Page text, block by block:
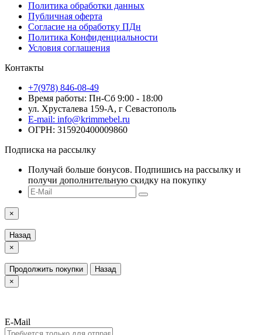
Политика обработки данных
Публичная оферта
Согласие на обработку ПДн
Политика Конфиденциальности
Условия соглашения
Контакты
+7(978) 846-08-49
Время работы: Пн-Сб 9:00 - 18:00
ул. Хрусталева 159-А, г Севастополь
E-mail: info@krimmebel.ru
ОГРН: 315920400009860
Подписка на рассылку
Получай больше бонусов. Подпишись на рассылку и
получи дополнительную скидку на покупку
×
Назад
×
Продолжить покупки
Назад
×
E-Mail